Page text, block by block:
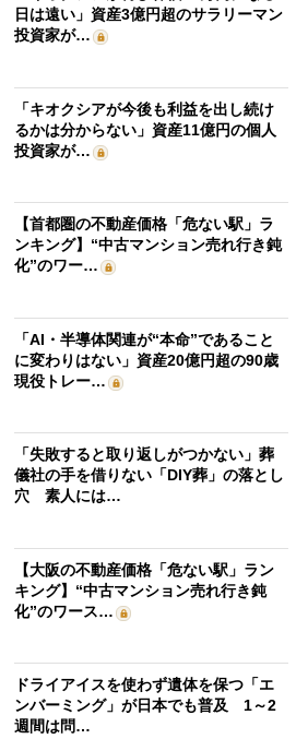
日は遠い」資産3億円超のサラリーマン
投資家が…
「キオクシアが今後も利益を出し続け
るかは分からない」資産11億円の個人
投資家が…
【首都圏の不動産価格「危ない駅」ラ
ンキング】“中古マンション売れ行き鈍
化”のワー…
「AI・半導体関連が“本命”であること
に変わりはない」資産20億円超の90歳
現役トレー…
「失敗すると取り返しがつかない」葬
儀社の手を借りない「DIY葬」の落とし
穴 素人には…
【大阪の不動産価格「危ない駅」ラン
キング】“中古マンション売れ行き鈍
化”のワース…
ドライアイスを使わず遺体を保つ「エ
ンバーミング」が日本でも普及 1～2
週間は問…